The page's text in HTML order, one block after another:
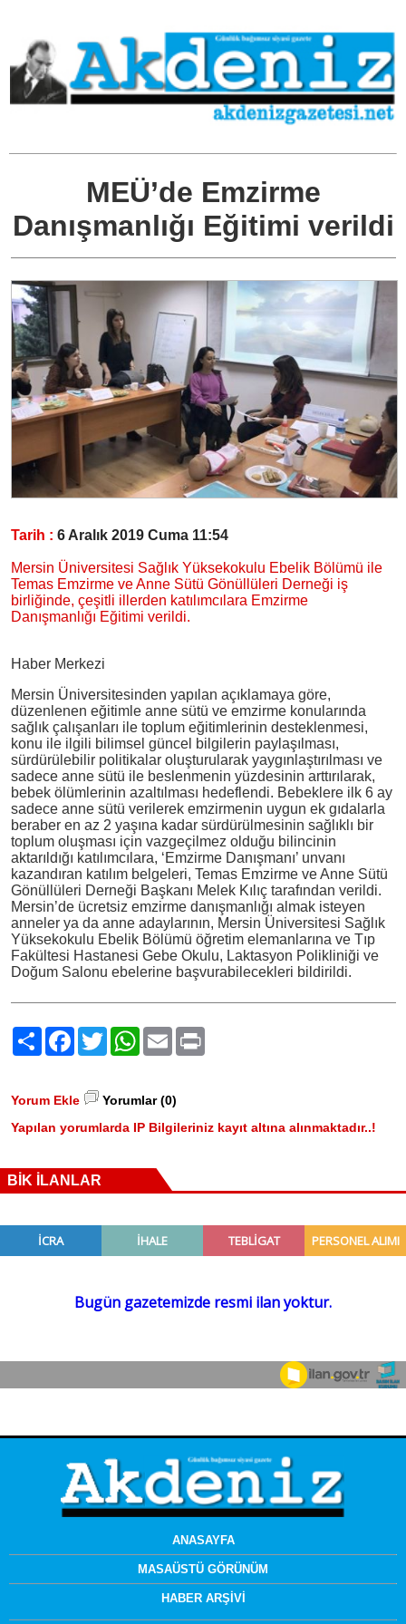
MEÜ’de Emzirme
Danışmanlığı Eğitimi verildi
Tarih : 6 Aralık 2019 Cuma 11:54
Mersin Üniversitesi Sağlık Yüksekokulu Ebelik Bölümü ile
Temas Emzirme ve Anne Sütü Gönüllüleri Derneği iş
birliğinde, çeşitli illerden katılımcılara Emzirme
Danışmanlığı Eğitimi verildi.
Haber Merkezi
Mersin Üniversitesinden yapılan açıklamaya göre,
düzenlenen eğitimle anne sütü ve emzirme konularında
sağlık çalışanları ile toplum eğitimlerinin desteklenmesi,
konu ile ilgili bilimsel güncel bilgilerin paylaşılması,
sürdürülebilir politikalar oluşturularak yaygınlaştırılması ve
sadece anne sütü ile beslenmenin yüzdesinin arttırılarak,
bebek ölümlerinin azaltılması hedeflendi. Bebeklere ilk 6 ay
sadece anne sütü verilerek emzirmenin uygun ek gıdalarla
beraber en az 2 yaşına kadar sürdürülmesinin sağlıklı bir
toplum oluşması için vazgeçilmez olduğu bilincinin
aktarıldığı katılımcılara, ‘Emzirme Danışmanı’ unvanı
kazandıran katılım belgeleri, Temas Emzirme ve Anne Sütü
Gönüllüleri Derneği Başkanı Melek Kılıç tarafından verildi.
Mersin’de ücretsiz emzirme danışmanlığı almak isteyen
anneler ya da anne adaylarının, Mersin Üniversitesi Sağlık
Yüksekokulu Ebelik Bölümü öğretim elemanlarına ve Tıp
Fakültesi Hastanesi Gebe Okulu, Laktasyon Polikliniği ve
Doğum Salonu ebelerine başvurabilecekleri bildirildi.
PaylaşFacebook
TwitterWhatsApp
EmailPrint
Yorum Ekle
Yorumlar (0)
Yapılan yorumlarda IP Bilgileriniz kayıt altına alınmaktadır..!
BİK İLANLAR
ANASAYFA
MASAÜSTÜ GÖRÜNÜM
HABER ARŞİVİ